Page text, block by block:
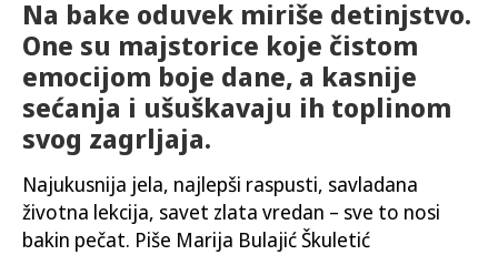
Na bake oduvek miriše detinjstvo.
One su majstorice koje čistom
emocijom boje dane, a kasnije
sećanja i ušuškavaju ih toplinom
svog zagrljaja.
Najukusnija jela, najlepši raspusti, savladana
životna lekcija, savet zlata vredan – sve to nosi
bakin pečat. Piše Marija Bulajić Škuletić